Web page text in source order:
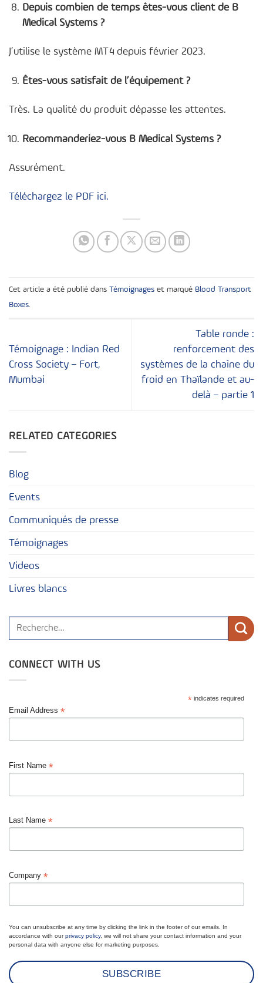
Depuis combien de temps êtes-vous client de B
Medical Systems ?
J’utilise le système MT4 depuis février 2023.
Êtes-vous satisfait de l’équipement ?
Très. La qualité du produit dépasse les attentes.
Recommanderiez-vous B Medical Systems ?
Assurément.
Téléchargez le PDF ici.
Cet article a été publié dans Témoignages et marqué Blood Transport
Boxes.
Témoignage : Indian Red
Cross Society – Fort,
Mumbai
Table ronde :
renforcement des
systèmes de la chaîne du
froid en Thaïlande et au-
delà – partie 1
RELATED CATEGORIES
Blog
Events
Communiqués de presse
Témoignages
Videos
Livres blancs
CONNECT WITH US
* indicates required
Email Address *
First Name *
Last Name *
Company *
You can unsubscribe at any time by clicking the link in the footer of our emails. In
accordance with ourprivacy policy, we will not share your contact information and your
personal data with anyone else for marketing purposes.